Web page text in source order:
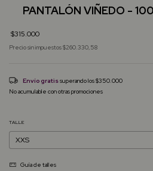
PANTALÓN VIÑEDO -
$315.000
Precio sin impuestos$260.330,58
Envío gratissuperando los$350.000
No acumulable con otras promociones
TALLE
Guía de talles